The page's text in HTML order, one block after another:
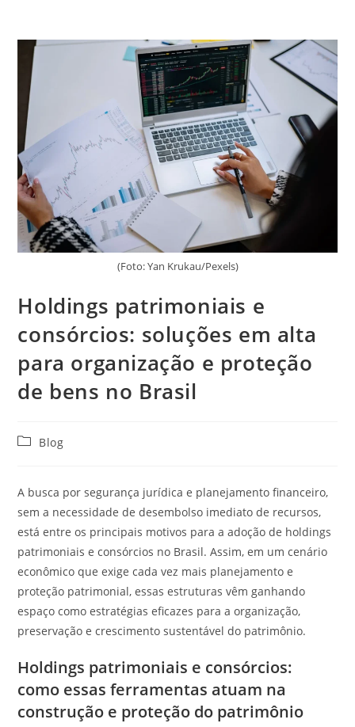
(Foto: Yan Krukau/Pexels)
Holdings patrimoniais e
consórcios: soluções em alta
para organização e proteção
de bens no Brasil
Blog
A busca por segurança jurídica e planejamento financeiro,
sem a necessidade de desembolso imediato de recursos,
está entre os principais motivos para a adoção de holdings
patrimoniais e consórcios no Brasil. Assim, em um cenário
econômico que exige cada vez mais planejamento e
proteção patrimonial, essas estruturas vêm ganhando
espaço como estratégias eficazes para a organização,
preservação e crescimento sustentável do patrimônio.
Holdings patrimoniais e consórcios:
como essas ferramentas atuam na
construção e proteção do patrimônio